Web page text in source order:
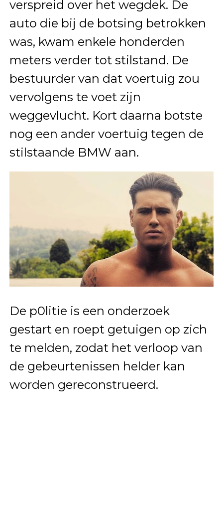
verspreid over het wegdek. De
auto die bij de botsing betrokken
was, kwam enkele honderden
meters verder tot stilstand. De
bestuurder van dat voertuig zou
vervolgens te voet zijn
weggevlucht. Kort daarna botste
nog een ander voertuig tegen de
stilstaande BMW aan.
De p0litie is een onderzoek
gestart en roept getuigen op zich
te melden, zodat het verloop van
de gebeurtenissen helder kan
worden gereconstrueerd.